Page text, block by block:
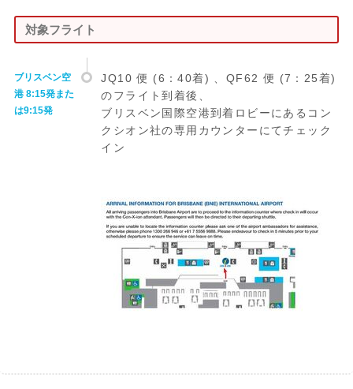
対象フライト
ブリスベン空
港 8:15発また
は9:15発
JQ10 便 (6：40着) 、QF62 便 (7：25着)
のフライト到着後、
ブリスベン国際空港到着ロビーにあるコン
クシオン社の専用カウンターにてチェック
イン